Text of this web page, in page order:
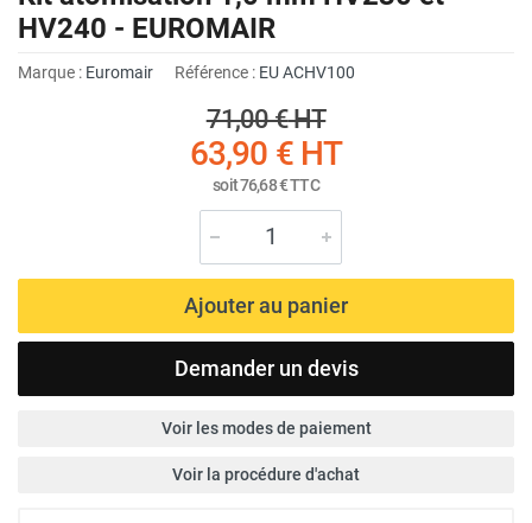
HV240 - EUROMAIR
Marque : Euromair Référence : EU ACHV100
71,00 €HT
63,90 €HT
soit76,68 €TTC
Ajouter au panier
Demander un devis
Voir les modes de paiement
Voir la procédure d'achat